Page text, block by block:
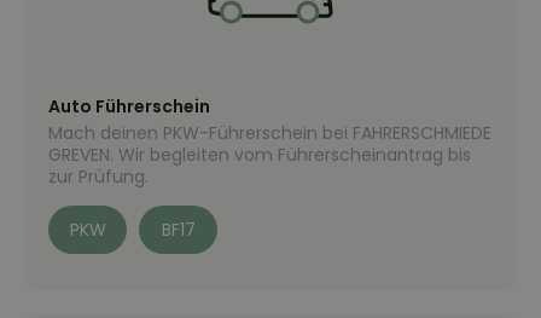
Auto Führerschein
Mach deinen PKW-Führerschein bei FAHRERSCHMIEDE
GREVEN. Wir begleiten vom Führerscheinantrag bis
zur Prüfung.
PKW BF17